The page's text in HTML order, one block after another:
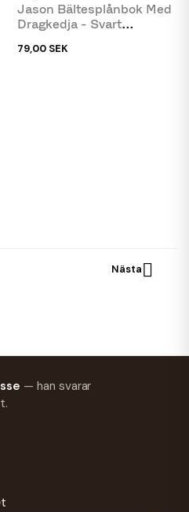
Jason Bältesplånbok Med
Dragkedja - Svart
79,00 SEK
Nästa
— han svarar